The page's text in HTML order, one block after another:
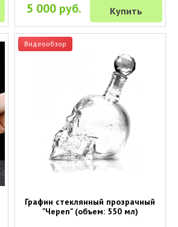
5 000 руб. Купить
Видеообзор
Графин стеклянный прозрачный
"Череп" (объем: 550 мл)